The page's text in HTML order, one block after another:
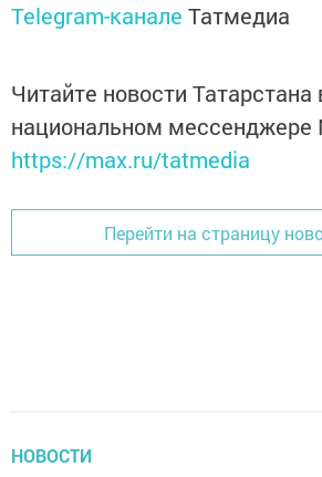
Telegram-канале Татмедиа
Читайте новости Татарстана
национальном мессенджере
https://max.ru/tatmedia
Перейти на страницу
НОВОСТИ